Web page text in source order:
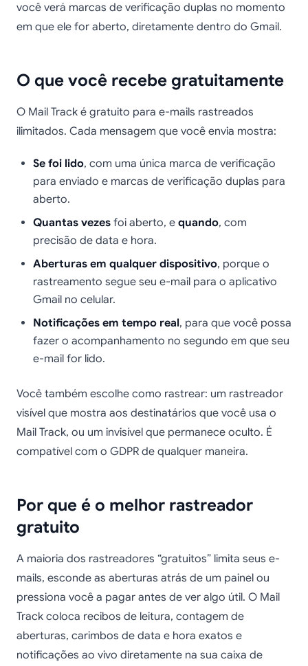
você verá marcas de verificação duplas no momento
em que ele for aberto, diretamente dentro do Gmail.
O que você recebe gratuitamente
O Mail Track é gratuito para e-mails rastreados
ilimitados. Cada mensagem que você envia mostra:
Se foi lido, com uma única marca de verificação
para enviado e marcas de verificação duplas para
aberto.
Quantas vezes foi aberto, e quando, com
precisão de data e hora.
Aberturas em qualquer dispositivo, porque o
rastreamento segue seu e-mail para o aplicativo
Gmail no celular.
Notificações em tempo real, para que você possa
fazer o acompanhamento no segundo em que seu
e-mail for lido.
Você também escolhe como rastrear: um rastreador
visível que mostra aos destinatários que você usa o
Mail Track, ou um invisível que permanece oculto. É
compatível com o GDPR de qualquer maneira.
Por que é o melhor rastreador
gratuito
A maioria dos rastreadores “gratuitos” limita seus e-
mails, esconde as aberturas atrás de um painel ou
pressiona você a pagar antes de ver algo útil. O Mail
Track coloca recibos de leitura, contagem de
aberturas, carimbos de data e hora exatos e
notificações ao vivo diretamente na sua caixa de